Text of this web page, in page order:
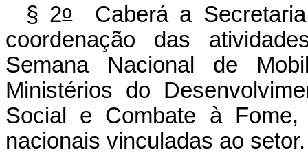
§ 2oCaberá a Secretaria
coordenação das
Semana Nacional de
Ministérios do
Social e Combate à
nacionais vinculadas ao setor.